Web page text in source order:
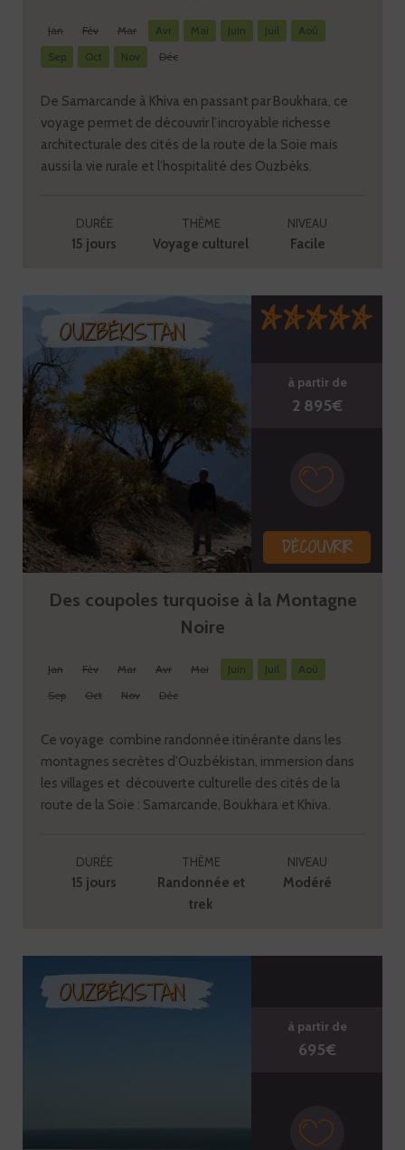
Jan Fév Mar Avr Mai Juin Juil
Aoû
Sep
Oct Nov Déc
De Samarcande à Khiva en passant par Boukhara, ce
voyage permet de découvrir l’incroyable richesse
architecturale des cités de la route de la Soie mais
aussi la vie rurale et l’hospitalité des Ouzbèks.
DURÉE
15 jours
THÈME
Voyage culturel
NIVEAU
Facile
OUZBÉKISTAN
à partir de
2 895€
DÉCOUVRIR
Des coupoles turquoise à la Montagne
Noire
Jan Fév Mar Avr Mai Juin Juil
Aoû
Sep
Oct Nov Déc
Ce voyage combine randonnée itinérante dans les
montagnes secrètes d’Ouzbékistan, immersion dans
les villages et découverte culturelle des cités de la
route de la Soie : Samarcande, Boukhara et Khiva.
DURÉE
15 jours
THÈME
Randonnée et
trek
NIVEAU
Modéré
OUZBÉKISTAN
à partir de
695€